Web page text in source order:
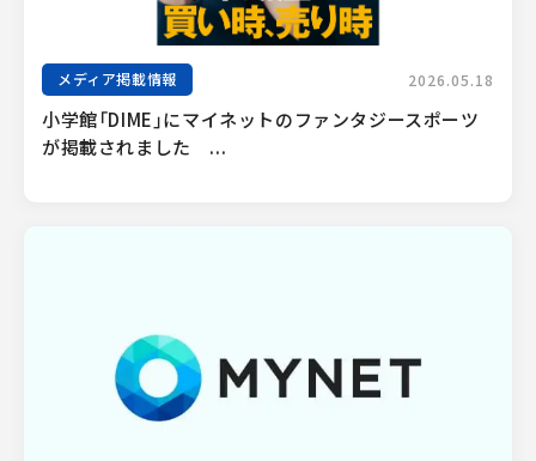
メディア掲載情報 2026.05.18
小学館「DIME」にマイネットのファンタジースポーツ
が掲載されました　...